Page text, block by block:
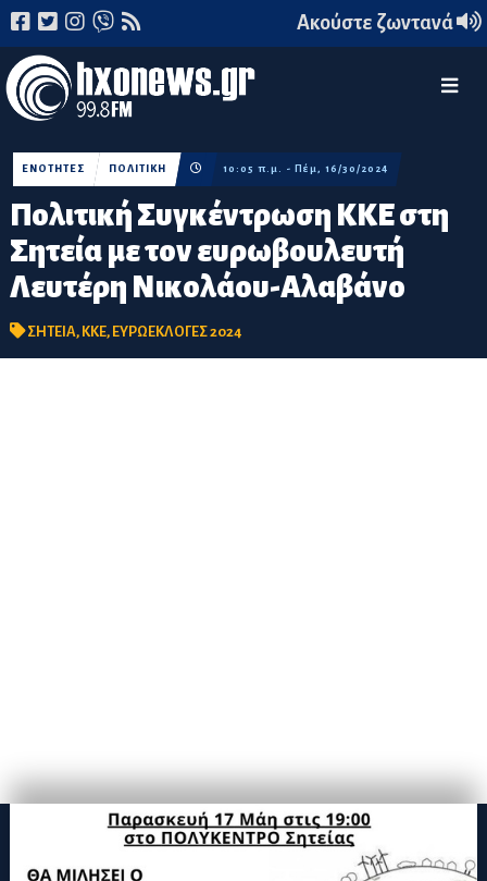
Ακούστε ζωντανά
Πολιτική Συγκέντρωση ΚΚΕ στη
Σητεία με τον ευρωβουλευτή
Λευτέρη Νικολάου-Αλαβάνο
ΕΝΟΤΗΤΕΣ ΠΟΛΙΤΙΚΗ 10:05 π.μ. - Πέμ, 16/30/2024
ΣΗΤΕΙΑ, ΚΚΕ, ΕΥΡΩΕΚΛΟΓΕΣ 2024